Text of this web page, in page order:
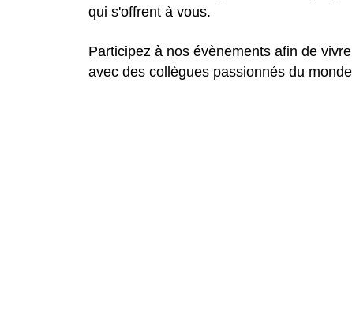
qui s'offrent à vous.
Participez à nos évènements afin de
avec des collègues passionnés du